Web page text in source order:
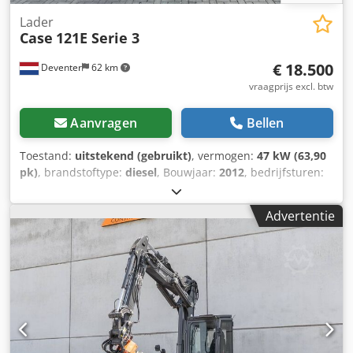
Deventer 62 km
Lader
Case 121E Serie 3
€ 18.500
vraagprijs excl. btw
Aanvragen Bellen
Toestand: uitstekend (gebruikt), vermogen: 47 kW (63,90
pk), brandstoftype: diesel, Bouwjaar: 2012, bedrijfsturen:
, = Overige opties en accessoires = - Bediening met
2 pedalen - Afgesloten cabine Djdpfxjzrd Uaj Am Ujck =
Opmerkingen = CASE 121E Serie 3 – bouwjaar 2012 – 1.060
bedrijfsuren CASE 121E Serie 3 wiellader, bouwjaar 2012.
De machine verkeert in goede staat en heeft slechts 1.060
bedrijfsuren. De machine verkeert zowel technisch als
optisch in goede staat. Hij is geschikt voor diverse
toepassingen en is direct inzetbaar. Kenmerken: *
Bouwjaar: 2012 * Slechts 1.060 bedrijfsuren * Goede
technische en optische staat * Direct inzetbaar Neem
Advertentie